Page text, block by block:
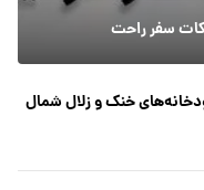
نکات سفر راحت
خنک و زلال شمال